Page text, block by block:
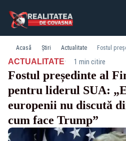
Acasă Știri Actualitate
ACTUALITATE· 1 min citire
Fostul președinte al
pentru liderul SUA:
europenii nu discută
cum face Trump”